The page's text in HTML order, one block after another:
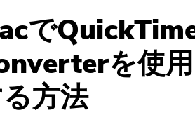
PowerUninstall
動画変換
で
を使
方法